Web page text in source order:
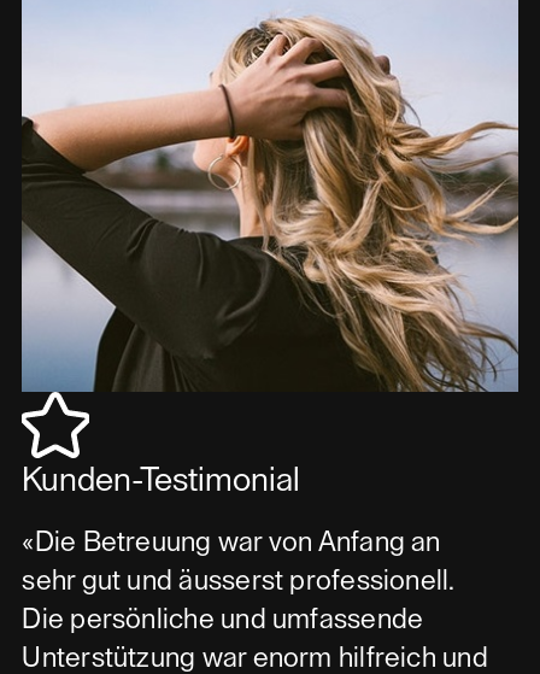
Kunden-Testimonial
«Die Betreuung war von Anfang an
sehr gut und äusserst professionell.
Die persönliche und umfassende
Unterstützung war enorm hilfreich und